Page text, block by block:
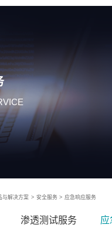
与解决方案 > 安全服务 > 应急响应服务
渗透测试服务 应